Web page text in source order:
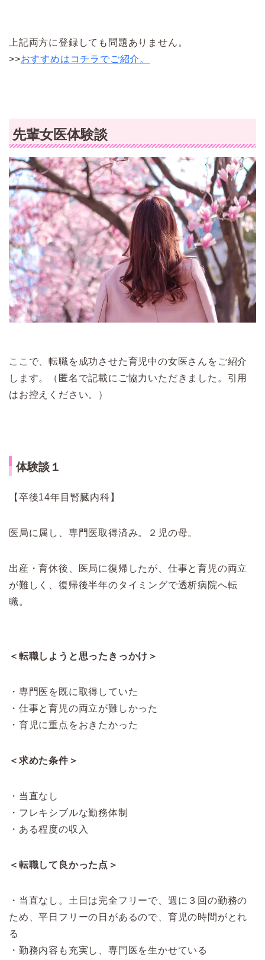
上記両方に登録しても問題ありません。
>>おすすめはコチラでご紹介。
先輩女医体験談
ここで、転職を成功させた育児中の女医さんをご紹介
します。（匿名で記載にご協力いただきました。引用
はお控えください。）
体験談１
【卒後14年目腎臓内科】
医局に属し、専門医取得済み。２児の母。
出産・育休後、医局に復帰したが、仕事と育児の両立
が難しく、復帰後半年のタイミングで透析病院へ転
職。
＜転職しようと思ったきっかけ＞
・専門医を既に取得していた
・仕事と育児の両立が難しかった
・育児に重点をおきたかった
＜求めた条件＞
・当直なし
・フレキシブルな勤務体制
・ある程度の収入
＜転職して良かった点＞
・当直なし。土日は完全フリーで、週に３回の勤務の
ため、平日フリーの日があるので、育児の時間がとれ
る
・勤務内容も充実し、専門医を生かせている